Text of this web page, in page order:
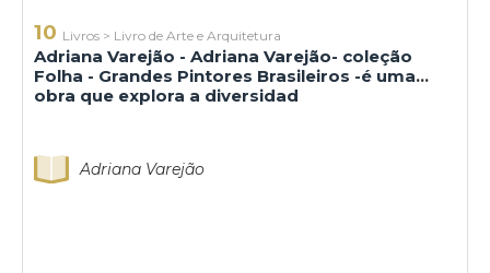
10 Livros > Livro de Arte e Arquitetura
Adriana Varejão - Adriana Varejão- coleção
Folha - Grandes Pintores Brasileiros -é uma
obra que explora a diversidad
Adriana Varejão